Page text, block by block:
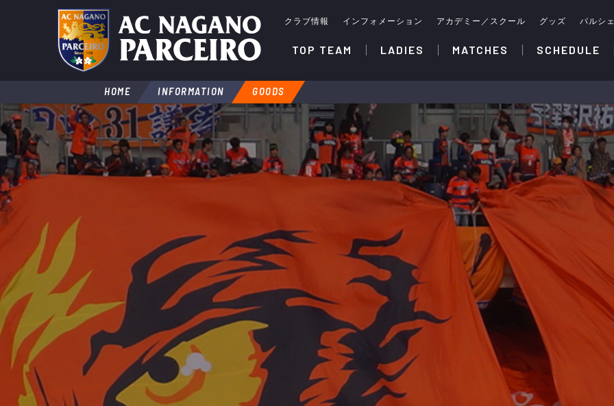
クラブ情報 インフォメーション アカデミー／スクール グッズ パルシェ
TOP TEAM LADIES MATCHES SCHEDULE
HOME INFORMATION GOODS